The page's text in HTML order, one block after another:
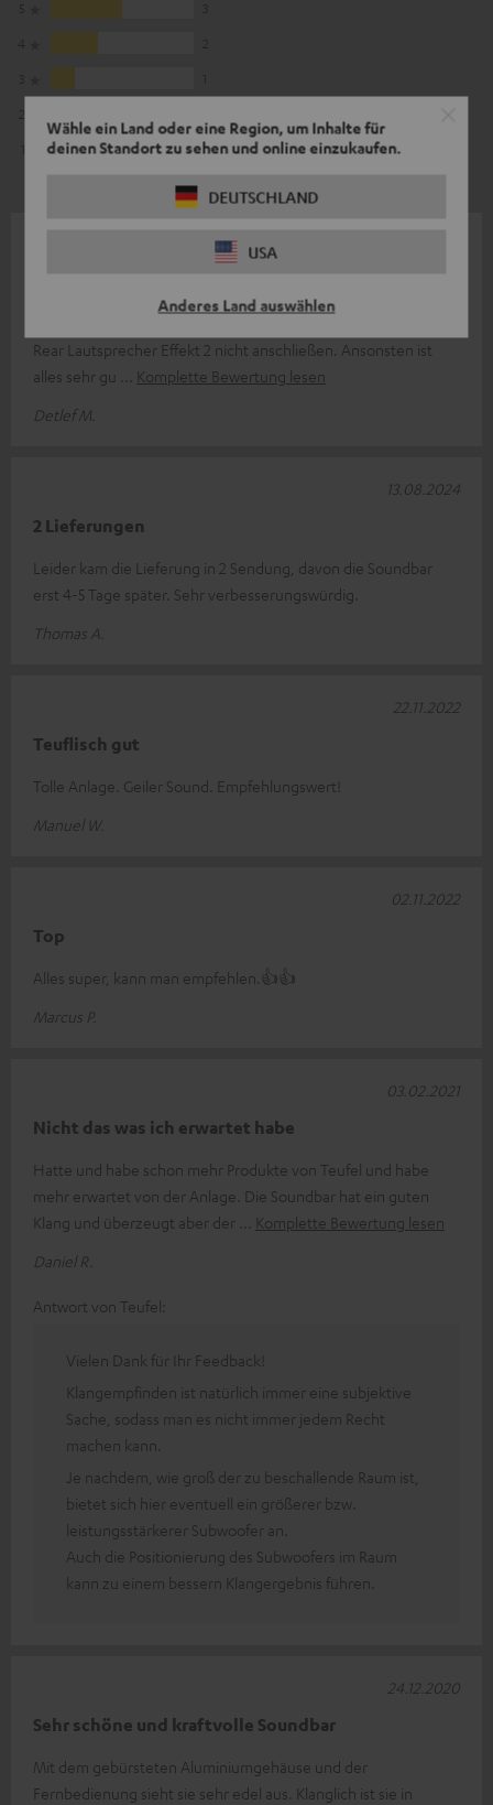
Wähle ein Land oder eine Region, um Inhalte für
deinen Standort zu sehen und online einzukaufen.
DEUTSCHLAND
USA
Anderes Land auswählen
0
Rear Lautsprecher Effekt 2 nicht anschließen. Ansonsten ist
alles sehr gu
Komplette Bewertung lesen
Detlef M.
2 Lieferungen
Leider kam die Lieferung in 2 Sendung, davon die Soundbar
erst 4-5 Tage später. Sehr verbesserungswürdig.
Thomas A.
13.08.2024
Teuflisch gut
Tolle Anlage. Geiler Sound. Empfehlungswert!
Manuel W.
22.11.2022
Top
Alles super, kann man empfehlen.👍👍
Marcus P.
02.11.2022
Nicht das was ich erwartet habe
Hatte und habe schon mehr Produkte von Teufel und habe
mehr erwartet von der Anlage. Die Soundbar hat ein guten
Klang und überzeugt aber der
Komplette Bewertung lesen
Daniel R.
03.02.2021
Antwort von Teufel:
Vielen Dank für Ihr Feedback!
Klangempfinden ist natürlich immer eine subjektive
Sache, sodass man es nicht immer jedem Recht
machen kann.
Je nachdem, wie groß der zu beschallende Raum ist,
bietet sich hier eventuell ein größerer bzw.
leistungsstärkerer Subwoofer an.
Auch die Positionierung des Subwoofers im Raum
kann zu einem bessern Klangergebnis führen.
Sehr schöne und kraftvolle Soundbar
Mit dem gebürsteten Aluminiumgehäuse und der
Fernbedienung sieht sie sehr edel aus. Klanglich ist sie in
24.12.2020